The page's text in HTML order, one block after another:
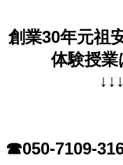
創業30年元祖
体験授
☎050-7109-